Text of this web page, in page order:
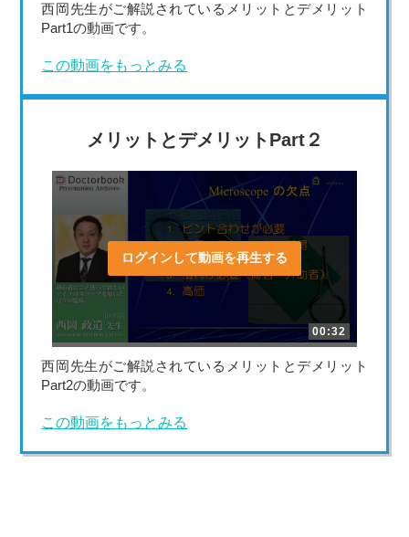
西岡先生がご解説されているメリットとデメリット
Part1の動画です。
この動画をもっとみる
メリットとデメリットPart２
ログインして動画を再生する
00:32
西岡先生がご解説されているメリットとデメリット
Part2の動画です。
この動画をもっとみる